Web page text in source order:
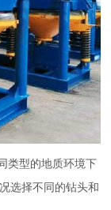
类型的地质环境下
选择不同的钻头和